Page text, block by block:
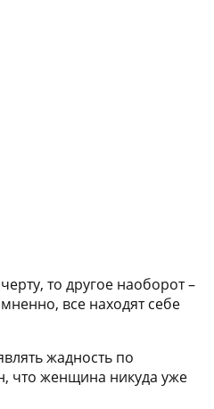
то другое наоборот –
все находят себе
жадность по
что женщина никуда уже